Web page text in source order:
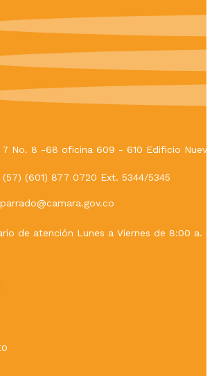
7 No. 8 -68 oficina 609 - 610 Edificio
(57) (601) 877 0720 Ext. 5344/5345
de atención Lunes a Viernes de 8:00 a.